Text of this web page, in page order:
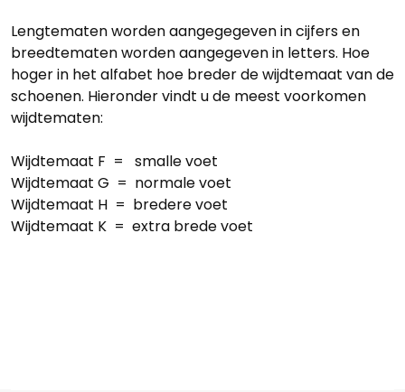
Lengtematen worden aangegegeven in cijfers en
breedtematen worden aangegeven in letters. Hoe
hoger in het alfabet hoe breder de wijdtemaat van de
schoenen. Hieronder vindt u de meest voorkomen
wijdtematen:
Wijdtemaat F = smalle voet
Wijdtemaat G = normale voet
Wijdtemaat H = bredere voet
Wijdtemaat K = extra brede voet